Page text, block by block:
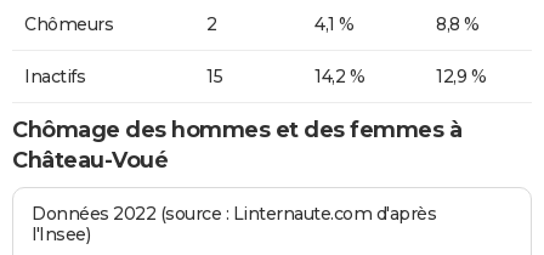
Chômeurs 2 4,1 % 8,8 %
Inactifs 15 14,2 % 12,9 %
Chômage des hommes et des femmes à
Château-Voué
Données 2022 (source : Linternaute.com d'après
l'Insee)